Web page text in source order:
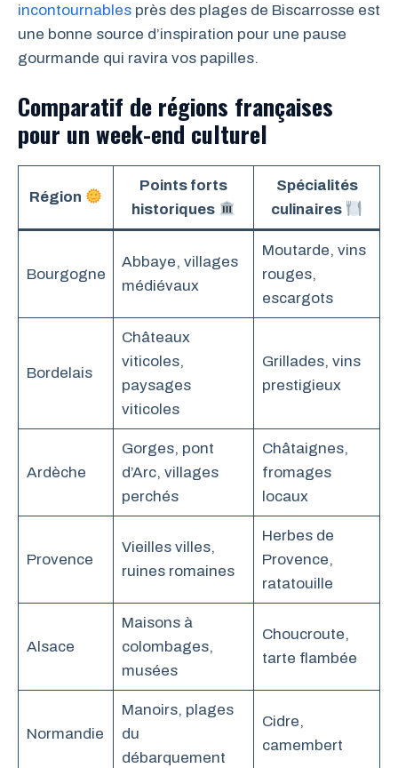
incontournables près des plages de Biscarrosse est
une bonne source d’inspiration pour une pause
gourmande qui ravira vos papilles.
Comparatif de régions françaises
pour un week-end culturel
Région
Points forts
historiques
Spécialités
culinaires
Bourgogne
Abbaye, villages
médiévaux
Moutarde, vins
rouges,
escargots
Bordelais
Châteaux
viticoles,
paysages
viticoles
Grillades, vins
prestigieux
Ardèche
Gorges, pont
d’Arc, villages
perchés
Châtaignes,
fromages
locaux
Provence
Vieilles villes,
ruines romaines
Herbes de
Provence,
ratatouille
Alsace
Maisons à
colombages,
musées
Choucroute,
tarte flambée
Normandie
Manoirs, plages
du
débarquement
Cidre,
camembert